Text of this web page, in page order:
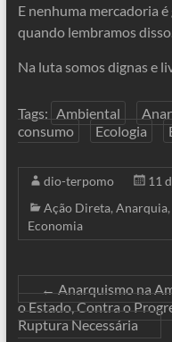
E nenhuma mercadoria
quando lembramos disso.
Na luta somos dignas e
Tags: Ambiental
consumo
Ecologia
dio-terpomo
11
Ação Direta, Anarquia,
Economia
← Anarquismo na
o Estado, Contra o
Ruptura Necessária